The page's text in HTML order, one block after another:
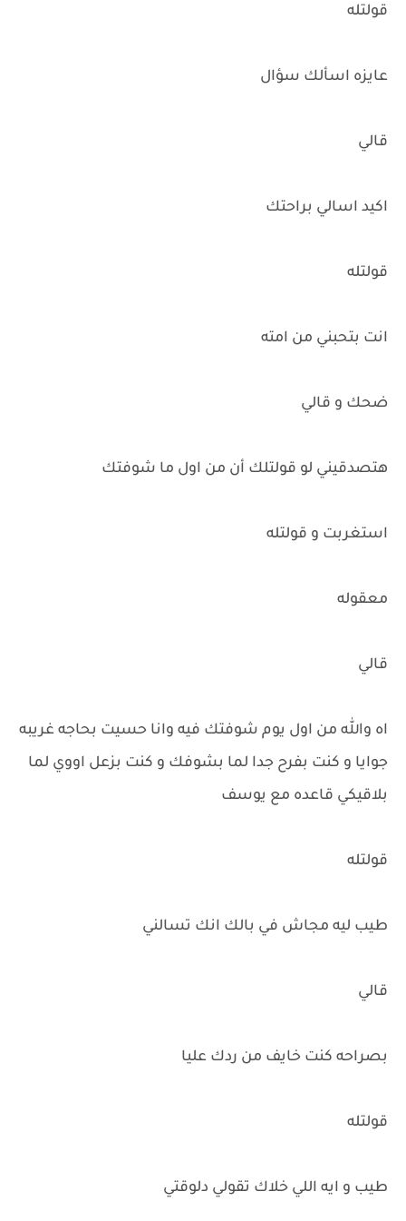
قولتله
عايزه اسألك سؤال
قالي
اكيد اسالي براحتك
قولتله
انت بتحبني من امته
ضحك و قالي
هتصدقيني لو قولتلك أن من اول ما شوفتك
استغربت و قولتله
معقوله
قالي
اه والله من اول يوم شوفتك فيه وانا حسيت بحاجه غريبه
جوايا و كنت بفرح جدا لما بشوفك و كنت بزعل اووي لما
بلاقيكي قاعده مع يوسف
قولتله
طيب ليه مجاش في بالك انك تسالني
قالي
بصراحه كنت خايف من ردك عليا
قولتله
طيب و ايه اللي خلاك تقولي دلوقتي